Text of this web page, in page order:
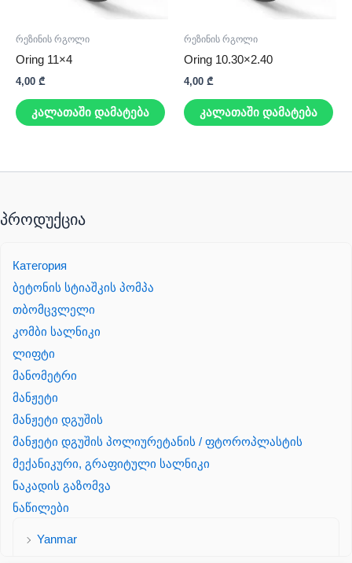
რეზინის რგოლი
Oring 11×4
4,00 ₾
კალათაში დამატება
რეზინის რგოლი
Oring 10.30×2.40
4,00 ₾
კალათაში დამატება
პროდუქცია
Категория
ბეტონის სტიაშკის პომპა
თბომცვლელი
კომბი სალნიკი
ლიფტი
მანომეტრი
მანჟეტი
მანჟეტი დგუშის
მანჟეტი დგუშის პოლიურეტანის / ფტოროპლასტის
მექანიკური, გრაფიტული სალნიკი
ნაკადის გაზომვა
ნაწილები
Yanmar